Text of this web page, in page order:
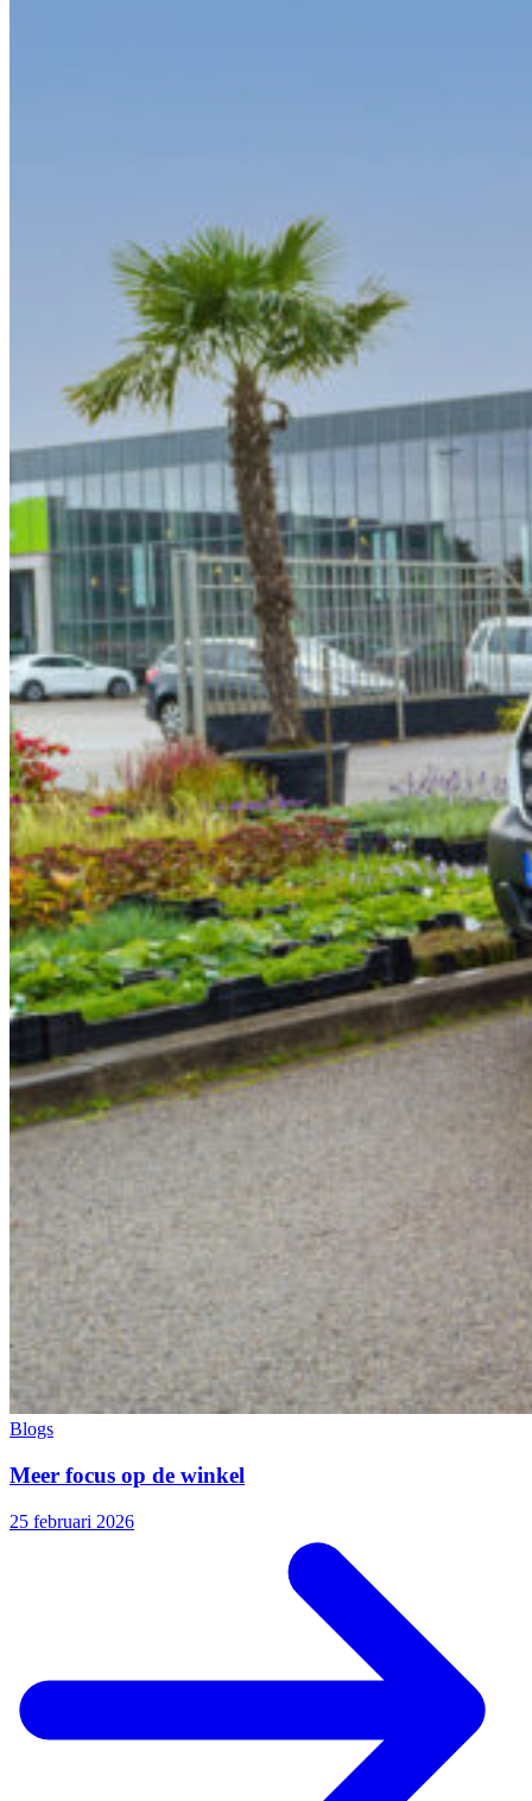
Blogs
Meer focus op de winkel
25 februari 2026